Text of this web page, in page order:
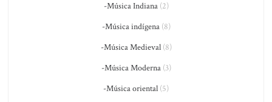
-Música Indiana(2)
-Música indígena(8)
-Música Medieval(8)
-Música Moderna(3)
-Música oriental (5)